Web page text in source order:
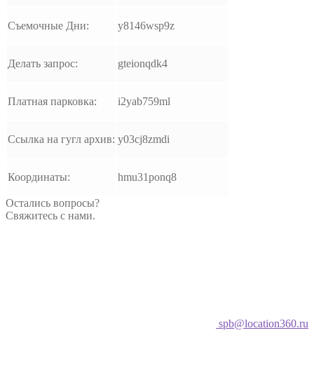
Съемочные Дни: y8146wsp9z
Делать запрос: gteionqdk4
Платная парковка: i2yab759ml
Ссылка на гугл архив: y03cj8zmdi
Координаты: hmu31ponq8
Остались вопросы?
Свяжитесь с нами.
spb@location360.ru